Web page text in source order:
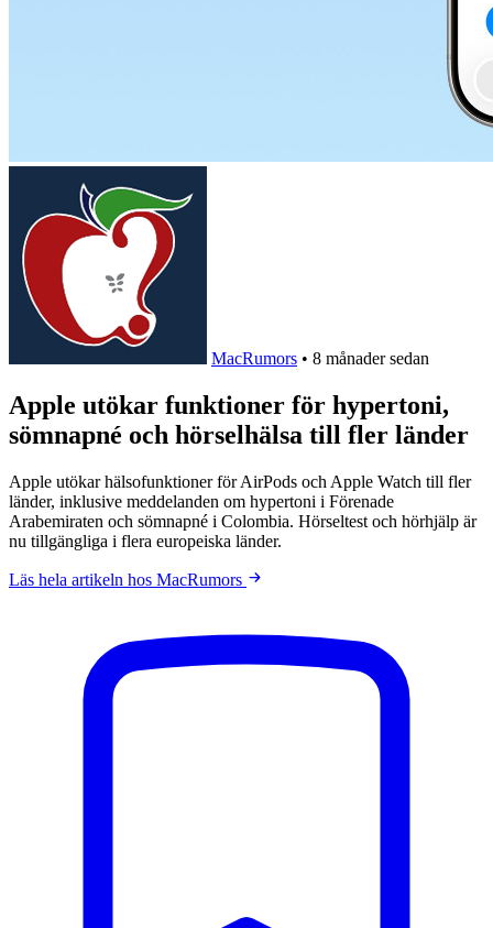
MacRumors • 8 månader sedan
Apple utökar funktioner för hypertoni,
sömnapné och hörselhälsa till fler länder
Apple utökar hälsofunktioner för AirPods och Apple Watch till fler
länder, inklusive meddelanden om hypertoni i Förenade
Arabemiraten och sömnapné i Colombia. Hörseltest och hörhjälp är
nu tillgängliga i flera europeiska länder.
Läs hela artikeln hos MacRumors